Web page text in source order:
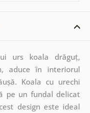
urs koala drăguț,
aduce în interiorul
Koala cu urechi
pe un fundal delicat
design este ideal